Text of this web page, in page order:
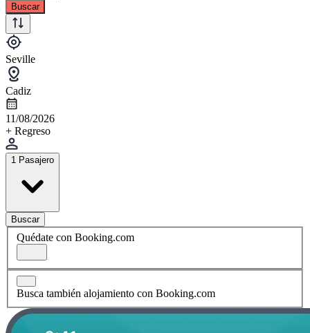
Buscar
Seville
Cadiz
11/08/2026
+ Regreso
1 Pasajero
Buscar
Quédate con Booking.com
Busca también alojamiento con Booking.com